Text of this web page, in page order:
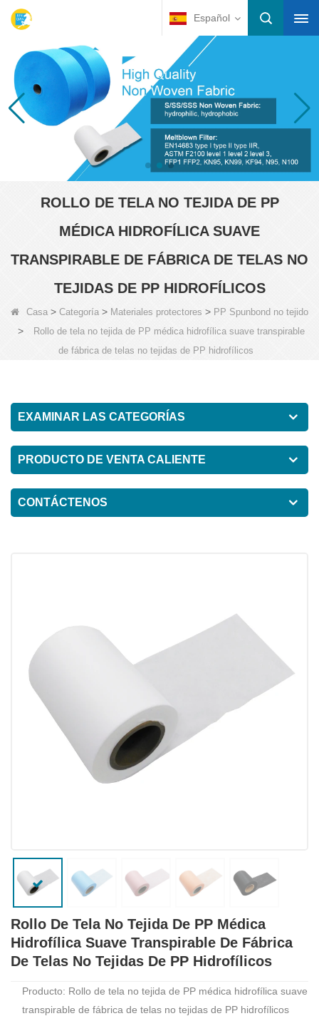
Español
ROLLO DE TELA NO TEJIDA DE PP
MÉDICA HIDROFÍLICA SUAVE
TRANSPIRABLE DE FÁBRICA DE TELAS NO
TEJIDAS DE PP HIDROFÍLICOS
Casa > Categoría > Materiales protectores > PP Spunbond no tejido
>
Rollo de tela no tejida de PP médica hidrofílica suave transpirable
de fábrica de telas no tejidas de PP hidrofílicos
EXAMINAR LAS CATEGORÍAS
PRODUCTO DE VENTA CALIENTE
CONTÁCTENOS
Rollo De Tela No Tejida De PP Médica
Hidrofílica Suave Transpirable De Fábrica
De Telas No Tejidas De PP Hidrofílicos
Producto: Rollo de tela no tejida de PP médica hidrofílica suave
transpirable de fábrica de telas no tejidas de PP hidrofílicos